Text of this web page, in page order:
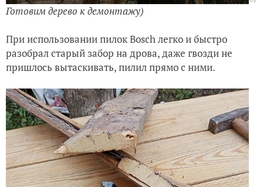
Готовим дерево к демонтажу)
При использовании пилок Bosch легко и быстро
разобрал старый забор на дрова, даже гвозди не
пришлось вытаскивать, пилил прямо с ними.